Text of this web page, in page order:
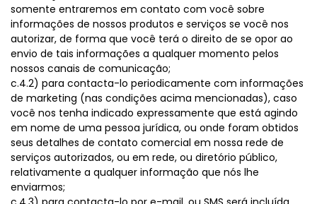
somente entraremos em contato com você sobre
informações de nossos produtos e serviços se você nos
autorizar, de forma que você terá o direito de se opor ao
envio de tais informações a qualquer momento pelos
nossos canais de comunicação;
c.4.2) para contacta-lo periodicamente com informações
de marketing (nas condições acima mencionadas), caso
você nos tenha indicado expressamente que está agindo
em nome de uma pessoa jurídica, ou onde foram obtidos
seus detalhes de contato comercial em nossa rede de
serviços autorizados, ou em rede, ou diretório público,
relativamente a qualquer informação que nós lhe
enviarmos;